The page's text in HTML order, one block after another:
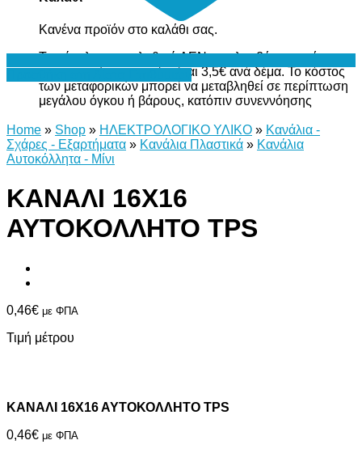
Κανένα προϊόν στο καλάθι σας.
Το σύνολο του καλαθιού ΔΕΝ περιλαμβάνει το κόστος
μεταφορικών, το οποίο είναι 3,5€ ανά δέμα. Το κόστος
των μεταφορικών μπορεί να μεταβληθεί σε περίπτωση
μεγάλου όγκου ή βάρους, κατόπιν συνεννόησης
Home » Shop » ΗΛΕΚΤΡΟΛΟΓΙΚΟ ΥΛΙΚΟ » Κανάλια -
Σχάρες - Εξαρτήματα » Κανάλια Πλαστικά » Κανάλια
Αυτοκόλλητα - Μίνι
ΚΑΝΑΛΙ 16Χ16
ΑΥΤΟΚΟΛΛΗΤΟ TPS
0,46€ με ΦΠΑ
Τιμή μέτρου
ΚΑΝΑΛΙ 16Χ16 ΑΥΤΟΚΟΛΛΗΤΟ TPS
0,46€ με ΦΠΑ